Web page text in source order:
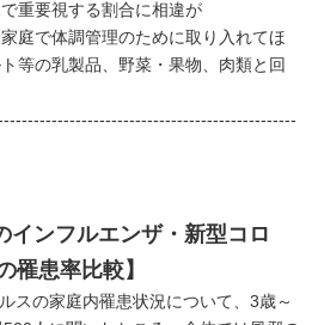
重要視する割合に相違が
庭で体調管理のために取り入れてほ
等の乳製品、野菜・果物、肉類と回
インフルエンザ・新型コロ
罹患率比較】
スの家庭内罹患状況について、3歳～